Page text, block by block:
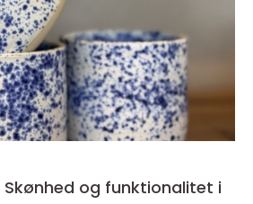
Skønhed og funktionalitet i